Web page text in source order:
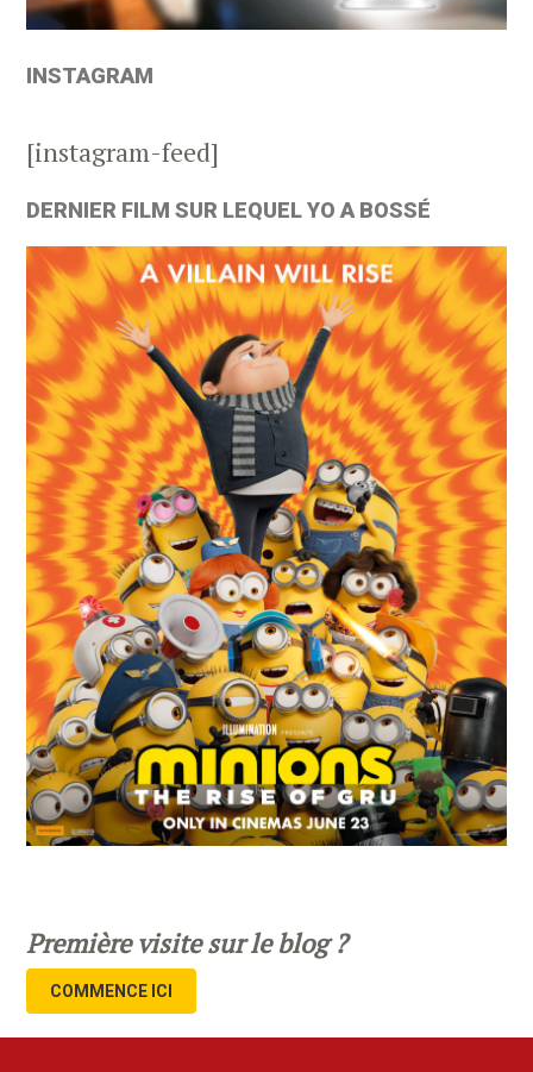
INSTAGRAM
[instagram-feed]
DERNIER FILM SUR LEQUEL YO A BOSSÉ
Première visite sur le blog ?
COMMENCE ICI